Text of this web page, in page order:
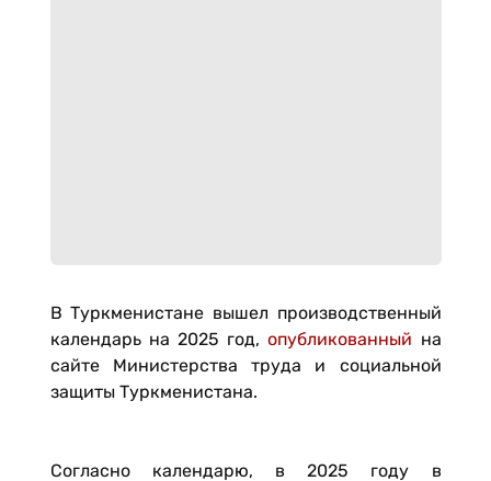
В Туркменистане вышел производственный
календарь на 2025 год,опубликованный на
сайте Министерства труда и социальной
защиты Туркменистана.
Согласно календарю, в 2025 году в